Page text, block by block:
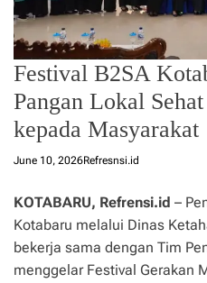
Festival B2SA
Pangan Lokal
kepada Masyarakat
June 10, 2026Refresnsi.id
KOTABARU, Refrensi.id –
Kotabaru melalui Dinas
bekerja sama dengan Tim
menggelar Festival Gerakan